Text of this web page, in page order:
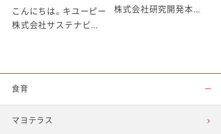
こんにちは。キユーピー
株式会社サステナビ...
株式会社研究開発本...
食育
マヨテラス